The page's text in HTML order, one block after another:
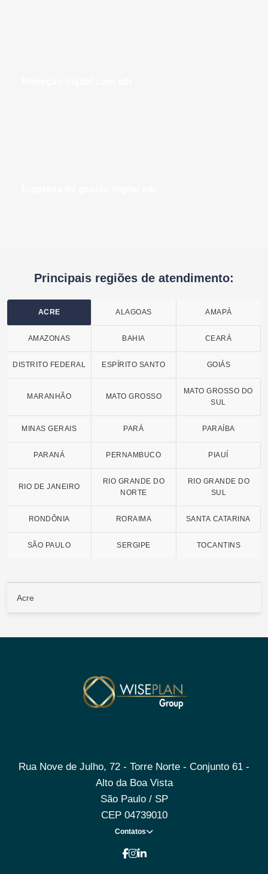
Principais regiões de atendimento:
ACRE ALAGOAS AMAPÁ
AMAZONAS BAHIA CEARÁ
DISTRITO FEDERAL ESPÍRITO SANTO GOIÁS
MARANHÃO MATO GROSSO
MATO GROSSO DO
SUL
MINAS GERAIS PARÁ PARAÍBA
PARANÁ PERNAMBUCO PIAUÍ
RIO DE JANEIRO
RIO GRANDE DO
NORTE
RIO GRANDE DO
SUL
RONDÔNIA RORAIMA SANTA CATARINA
SÃO PAULO SERGIPE TOCANTINS
Acre
Rua Nove de Julho, 72 - Torre Norte - Conjunto 61 -
Alto da Boa Vista
São Paulo / SP
CEP 04739010
Contatos